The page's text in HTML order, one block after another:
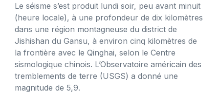
Le séisme s’est produit lundi soir, peu avant minuit
(heure locale), à ​​une profondeur de dix kilomètres
dans une région montagneuse du district de
Jishishan du Gansu, à environ cinq kilomètres de
la frontière avec le Qinghai, selon le Centre
sismologique chinois. L’Observatoire américain des
tremblements de terre (USGS) a donné une
magnitude de 5,9.